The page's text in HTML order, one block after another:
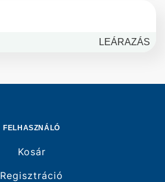
LEÁRAZÁS
FELHASZNÁLÓ
Kosár
Regisztráció